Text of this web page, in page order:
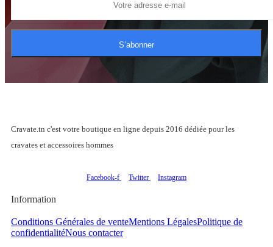
S’abonner
Cravate.tn c'est votre boutique en ligne depuis 2016 dédiée pour les
cravates et accessoires hommes
Facebook-f Twitter Instagram
Information
Conditions Générales de venteMentions LégalesPolitique de
confidentialitéNous contacter